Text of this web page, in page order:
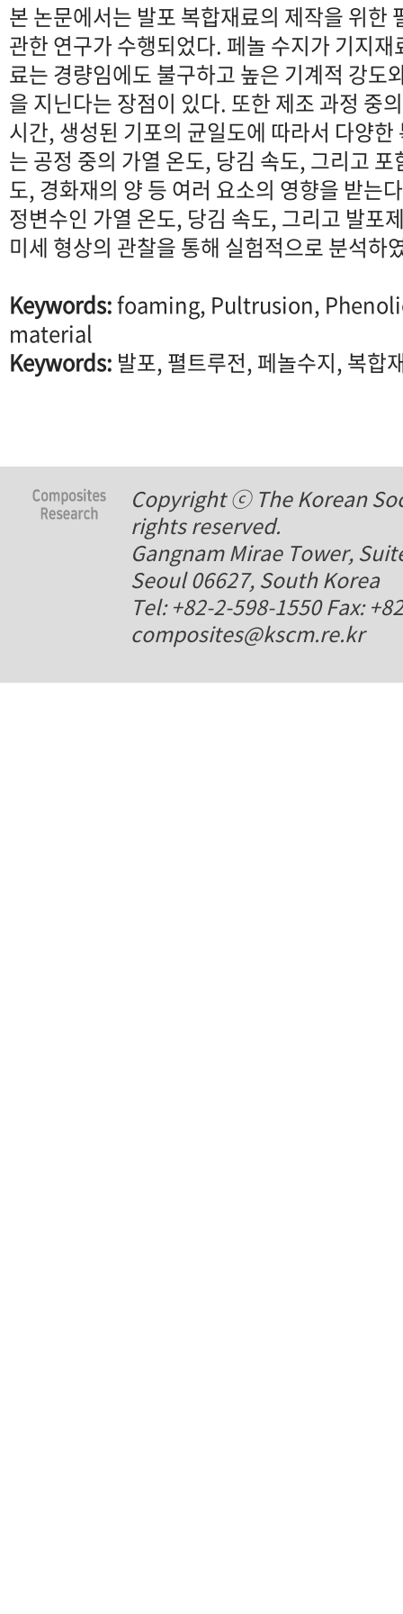
본 논문에서는 발포 복합재료의 제작을 위한
관한 연구가 수행되었다. 페놀 수지가 기지
료는 경량임에도 불구하고 높은 기계적 강도
을 지닌다는 장점이 있다. 또한 제조 과정 중
시간, 생성된 기포의 균일도에 따라서 다양
는 공정 중의 가열 온도, 당김 속도, 그리고
도, 경화재의 양 등 여러 요소의 영향을 받는
정변수인 가열 온도, 당김 속도, 그리고 발포
미세 형상의 관찰을 통해 실험적으로 분석하
Keywords:foaming, Pultrusion,
material
Keywords: 발포, 펼트루전, 페놀수지, 복합
Copyright ⓒ The Korean
rights reserved.
Gangnam Mirae Tower,
Seoul 06627, South Korea
Tel: +82-2-598-1550 Fax:
composites@kscm.re.kr